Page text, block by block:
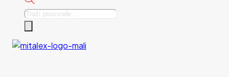
Products
search